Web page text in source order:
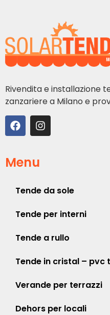
Rivendita e installazione
zanzariere a Milano e
Menu
Tende da sole
Tende per interni
Tende a rullo
Tende in cristal – pvc
Verande per terrazzi
Dehors per locali